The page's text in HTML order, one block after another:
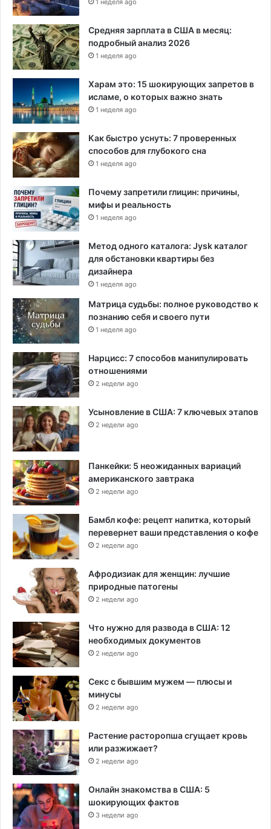
Средняя зарплата в США в месяц:
подробный анализ 2026
1 неделя ago
Харам это: 15 шокирующих запретов в
исламе, о которых важно знать
1 неделя ago
Как быстро уснуть: 7 проверенных
способов для глубокого сна
1 неделя ago
Почему запретили глицин: причины,
мифы и реальность
1 неделя ago
Метод одного каталога: Jysk каталог
для обстановки квартиры без
дизайнера
1 неделя ago
Матрица судьбы: полное руководство к
познанию себя и своего пути
1 неделя ago
Нарцисс: 7 способов манипулировать
отношениями
2 недели ago
Усыновление в США: 7 ключевых этапов
2 недели ago
Панкейки: 5 неожиданных вариаций
американского завтрака
2 недели ago
Бамбл кофе: рецепт напитка, который
перевернет ваши представления о кофе
2 недели ago
Афродизиак для женщин: лучшие
природные патогены
2 недели ago
Что нужно для развода в США: 12
необходимых документов
2 недели ago
Секс с бывшим мужем — плюсы и
минусы
2 недели ago
Растение расторопша сгущает кровь
или разжижает?
2 недели ago
Онлайн знакомства в США: 5
шокирующих фактов
3 недели ago